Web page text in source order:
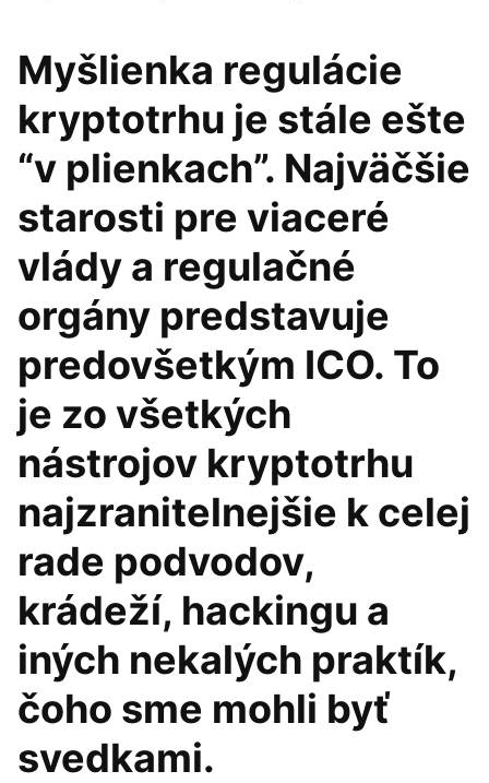
Myšlienka regulácie
kryptotrhu je stále ešte
“v plienkach”. Najväčšie
starosti pre viaceré
vlády a regulačné
orgány predstavuje
predovšetkým ICO. To
je zo všetkých
nástrojov kryptotrhu
najzranitelnejšie k celej
rade podvodov,
krádeží, hackingu a
iných nekalých praktík,
čoho sme mohli byť
svedkami.